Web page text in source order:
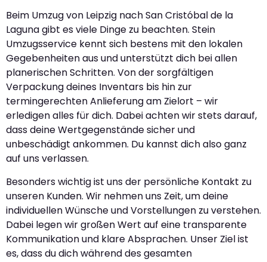
Beim Umzug von Leipzig nach San Cristóbal de la
Laguna gibt es viele Dinge zu beachten. Stein
Umzugsservice kennt sich bestens mit den lokalen
Gegebenheiten aus und unterstützt dich bei allen
planerischen Schritten. Von der sorgfältigen
Verpackung deines Inventars bis hin zur
termingerechten Anlieferung am Zielort – wir
erledigen alles für dich. Dabei achten wir stets darauf,
dass deine Wertgegenstände sicher und
unbeschädigt ankommen. Du kannst dich also ganz
auf uns verlassen.
Besonders wichtig ist uns der persönliche Kontakt zu
unseren Kunden. Wir nehmen uns Zeit, um deine
individuellen Wünsche und Vorstellungen zu verstehen.
Dabei legen wir großen Wert auf eine transparente
Kommunikation und klare Absprachen. Unser Ziel ist
es, dass du dich während des gesamten